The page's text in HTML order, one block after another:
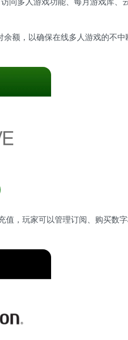
额，以确保在线多人游戏的不
，玩家可以管理订阅、购买数